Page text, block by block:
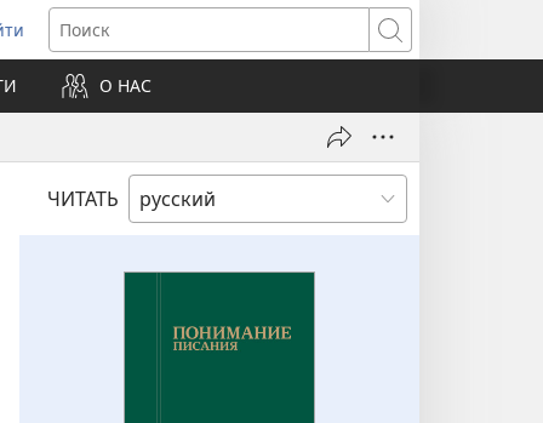
Поиск
О НАС
ЧИТАТЬ